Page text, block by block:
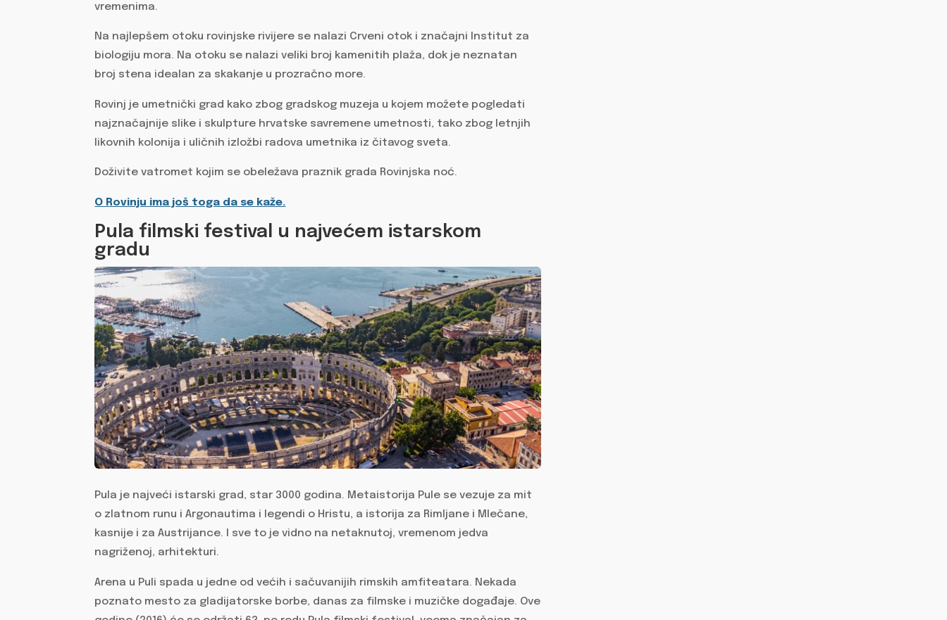
vremenima.
Na najlepšem otoku rovinjske rivijere se nalazi Crveni otok i značajni Institut za
biologiju mora. Na otoku se nalazi veliki broj kamenitih plaža, dok je neznatan
broj stena idealan za skakanje u prozračno more.
Rovinj je umetnički grad kako zbog gradskog muzeja u kojem možete pogledati
najznačajnije slike i skulpture hrvatske savremene umetnosti, tako zbog letnjih
likovnih kolonija i uličnih izložbi radova umetnika iz čitavog sveta.
Doživite vatromet kojim se obeležava praznik grada Rovinjska noć.
O Rovinju ima još toga da se kaže.
Pula filmski festival u najvećem istarskom
gradu
Pula je najveći istarski grad, star 3000 godina. Metaistorija Pule se vezuje za mit
o zlatnom runu i Argonautima i legendi o Hristu, a istorija za Rimljane i Mlečane,
kasnije i za Austrijance. I sve to je vidno na netaknutoj, vremenom jedva
nagriženoj, arhitekturi.
Arena u Puli spada u jedne od većih i sačuvanijih rimskih amfiteatara. Nekada
poznato mesto za gladijatorske borbe, danas za filmske i muzičke događaje. Ove